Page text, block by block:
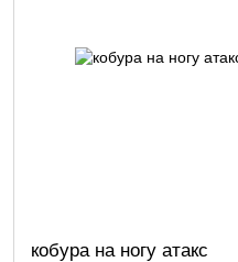
кобура на ногу атакс